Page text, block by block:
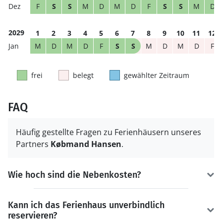
F
S S M D M D F S S M D
2029 1 2 3 4 5 6 7 8 9 10 11
12
M
D M D F S S M D M D F
frei belegt gewählter Zeitraum
FAQ
Häufig gestellte Fragen zu Ferienhäusern unseres
Partners Købmand Hansen.
Wie hoch sind die Nebenkosten?
Kann ich das Ferienhaus unverbindlich
reservieren?